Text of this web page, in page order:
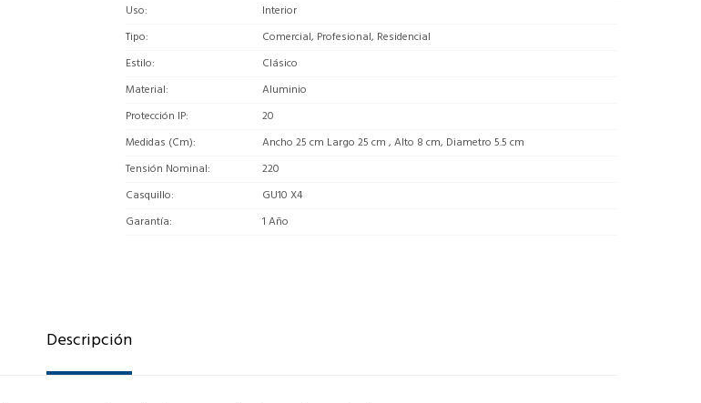
Uso
Interior
Tipo
Comercial, Profesional, Residencial
Estilo
Clásico
Material
Aluminio
Protección IP
20
Medidas (Cm)
Ancho 25 cm Largo 25 cm , Alto 8 cm, Diametro 5.5 cm
Tensión Nominal
220
Casquillo
GU10 X4
Garantía
1 Año
Descripción